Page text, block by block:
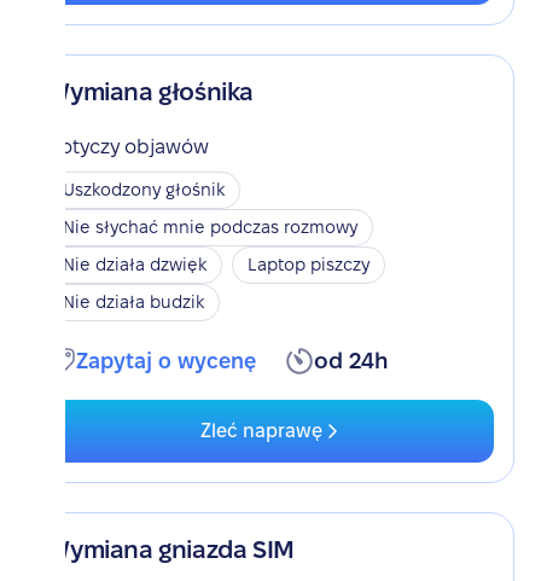
Wymiana głośnika
Dotyczy objawów
Uszkodzony głośnik
Nie słychać mnie podczas rozmowy
Nie działa dzwięk
Laptop piszczy
Nie działa budzik
Zapytaj o wycenę od 24h
Zleć naprawę
Wymiana gniazda SIM